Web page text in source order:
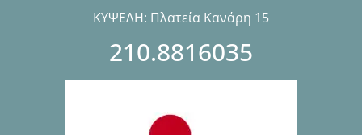
ΚΥΨΕΛΗ: Πλατεία Κανάρη 15
210.8816035